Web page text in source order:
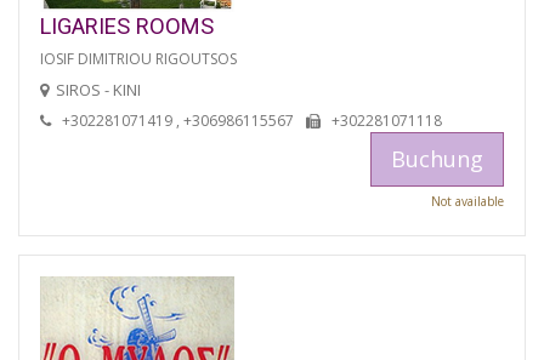
LIGARIES ROOMS
IOSIF DIMITRIOU RIGOUTSOS
SIROS - KINI
+302281071419 , +306986115567 +302281071118
Buchung
Not available